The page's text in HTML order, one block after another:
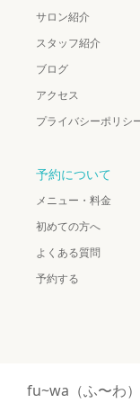
サロン紹介
スタッフ紹介
ブログ
アクセス
プライバシーポリシ
予約について
メニュー・料金
初めての方へ
よくある質問
予約する
fu~wa（ふ〜わ